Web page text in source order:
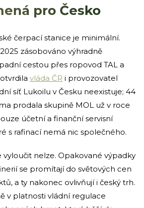
pro Česko
čerpací stanice je minimální.
zásobováno výhradně
cestou přes ropovod TAL a
vláda ČR i provozovatel
síť Lukoilu v Česku neexistuje; 44
prodala skupině MOL už v roce
účetní a finanční servisní
s rafinací nemá nic společného.
nelze. Opakované výpadky
se promítají do světových cen
a ty nakonec ovlivňují i český trh.
v platnosti vládní regulace